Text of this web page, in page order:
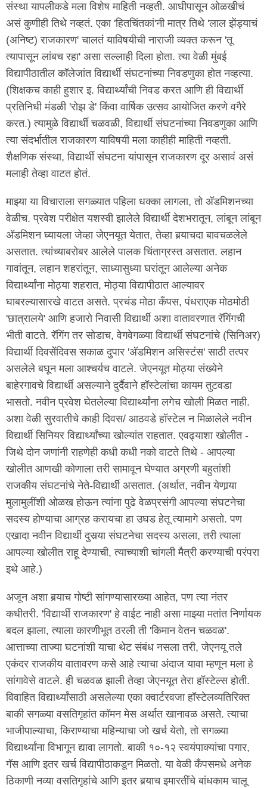
संस्था यापलीकडे मला विशेष माहिती नव्हती. आधीपासून ओळखीचं
असं कुणीही तिथे नव्हतं. एका 'हितचिंतकां'नी मात्र तिथे 'लाल झेंड्याचं
(अनिष्ट) राजकारण' चालतं याविषयीची नाराजी व्यक्त करून 'तू
त्यापासून लांबच रहा' असा सल्लाही दिला होता. त्या वेळी मुंबई
विद्यापीठातील कॉलेजांत विद्यार्थी संघटनांच्या निवडणुका होत नव्हत्या.
(शिक्षकच काही हुशार इ. विद्यार्थ्यांची निवड करत आणि ही विद्यार्थी
प्रतिनिधी मंडळी 'रोझ डे' किंवा वार्षिक उत्सव आयोजित करणे वगैरे
करत.) त्यामुळे विद्यार्थी चळवळी, विद्यार्थी संघटनांच्या निवडणुका आणि
त्या संदर्भातील राजकारण याविषयी मला काहीही माहिती नव्हती.
शैक्षणिक संस्था, विद्यार्थी संघटना यांपासून राजकारण दूर असावं असं
मलाही तेव्हा वाटत होतं.
माझ्या या विचाराला सगळ्यात पहिला धक्का लागला, तो अ‍ॅडमिशनच्या
वेळीच. प्रवेश परीक्षेत यशस्वी झालेले विद्यार्थी देशभरातून, लांबून लांबून
अ‍ॅडमिशन घ्यायला जेव्हा जेएनयूत येतात, तेव्हा बर्‍याचदा बावचळलेले
असतात. त्यांच्याबरोबर आलेले पालक चिंताग्रस्त असतात. लहान
गावांतून, लहान शहरांतून, साध्यासुध्या घरांतून आलेल्या अनेक
विद्यार्थ्यांना मोठ्या शहरात, मोठ्या विद्यापीठात आल्यावर
घाबरल्यासारखे वाटत असते. प्रचंड मोठा कँपस, पंधराएक मोठमोठी
'छात्रालये' आणि हजारो निवासी विद्यार्थी अशा वातावरणात रॅगिंगची
भीती वाटते. रॅगिंग तर सोडाच, वेगवेगळ्या विद्यार्थी संघटनांचे (सिनिअर)
विद्यार्थी दिवसेंदिवस सकाळ दुपार 'अ‍ॅडमिशन असिस्टंस' साठी तत्पर
असलेले बघून मला आश्चर्यच वाटले. जेएनयूत मोठ्या संख्येने
बाहेरगावचे विद्यार्थी असल्याने दुर्दैवाने हॉस्टेलांचा कायम तुटवडा
भासतो. नवीन प्रवेश घेतलेल्या विद्यार्थ्यांना लगेच खोली मिळत नाही.
अशा वेळी सुरवातीचे काही दिवस/ आठवडे हॉस्टेल न मिळालेले नवीन
विद्यार्थी सिनियर विद्यार्थ्यांच्या खोल्यांत राहतात. एवढ्याशा खोलीत -
जिथे दोन जणांनी राहणेही कधी कधी नको वाटते तिथे - आपल्या
खोलीत आणखी कोणाला तरी सामावून घेण्यात अग्रणी बहुतांशी
राजकीय संघटनांचे नेते-विद्यार्थी असतात. (अर्थात, नवीन येणार्‍या
मुलामुलींशी ओळख होऊन त्यांना पुढे वेळप्रसंगी आपल्या संघटनेचा
सदस्य होण्याचा आग्रह करायचा हा उघड हेतू त्यामागे असतो. पण
एखादा नवीन विद्यार्थी दुसर्‍या संघटनेचा सदस्य असला, तरी त्याला
आपल्या खोलीत राहू देण्याची, त्याच्याशी चांगली मैत्री करण्याची परंपरा
इथे आहे.)
अजून अशा बर्‍याच गोष्टी सांगण्यासारख्या आहेत, पण त्या नंतर
कधीतरी. 'विद्यार्थी राजकारण' हे वाईट नाही असा माझ्या मतांत निर्णायक
बदल झाला, त्याला कारणीभूत ठरली ती 'किमान वेतन चळवळ'.
आत्ताच्या ताज्या घटनांशी याचा थेट संबंध नसला तरी, जेएनयू तले
एकंदर राजकीय वातावरण कसे आहे त्याचा अंदाज यावा म्हणून मला हे
सांगावेसे वाटले. ही चळवळ झाली तेव्हा जेएनयूत तेरा हॉस्टेल्स होती.
विवाहित विद्यार्थ्यांसाठी असलेल्या एका क्वार्टरवजा हॉस्टेलव्यतिरिक्त
बाकी सगळ्या वसतिगृहांत कॉमन मेस अर्थात खानावळ असते. त्याचा
भाजीपाल्याचा, किराण्याचा महिन्याचा जो खर्च येतो, तो सगळ्या
विद्यार्थ्यांना विभागून द्यावा लागतो. बाकी १०-१२ स्वयंपाक्यांचा पगार,
गॅस आणि इतर खर्च विद्यापीठाकडून मिळतो. या वेळी कँपसमधे अनेक
ठिकाणी नव्या वसतिगृहांचे आणि इतर बर्‍याच इमारतींचे बांधकाम चालू